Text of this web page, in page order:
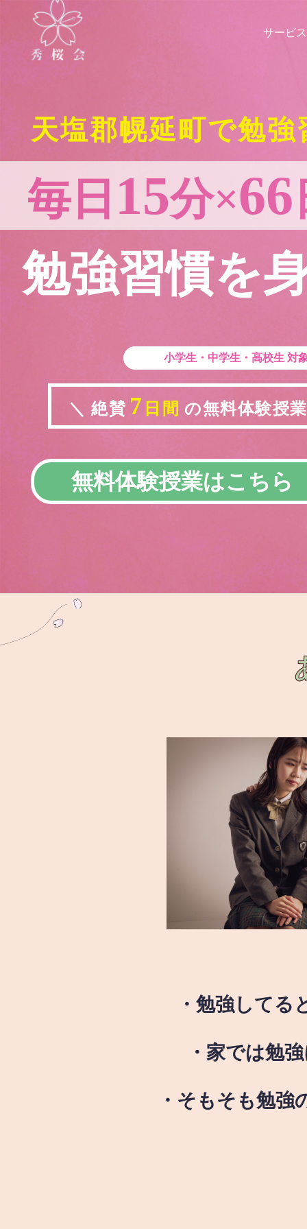
サービス
天塩郡幌延町で勉
毎日 15分×66
勉強習慣を
小学生・中学生・高校生 対
＼ 絶賛 7 日間 の無料体験授
無料体験授業はこちら
・勉強して
・家では勉
・そもそも勉